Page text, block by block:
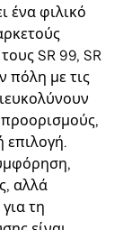
ένα φιλικό
SR 99, SR
πόλη με τις
επιλογή.
αλλά
τη